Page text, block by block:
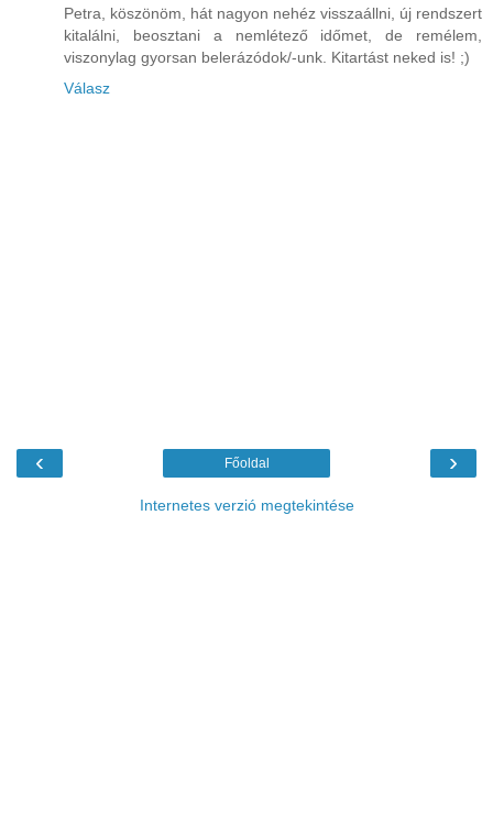
Petra, köszönöm, hát nagyon nehéz visszaállni, új rendszert
kitalálni, beosztani a nemlétező időmet, de remélem,
viszonylag gyorsan belerázódok/-unk. Kitartást neked is! ;)
Válasz
‹ ›
Főoldal
Internetes verzió megtekintése